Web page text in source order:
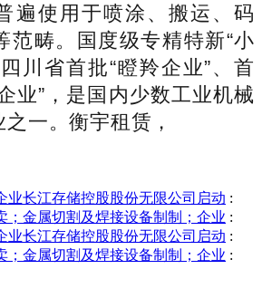
遍使用于喷涂、搬运、码
范畴。国度级专精特新“小
川省首批“瞪羚企业”、首
业”，是国内少数工业机械
一。衡宇租赁，
业长江存储控股股份无限公司启动 :
；金属切割及焊接设备制制；企业 :
业长江存储控股股份无限公司启动 :
；金属切割及焊接设备制制；企业 :